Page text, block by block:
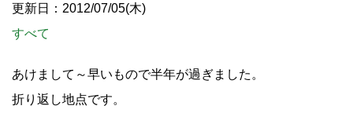
更新日：2012/07/05(木)
すべて
あけまして～早いもので半年が過ぎました。
折り返し地点です。